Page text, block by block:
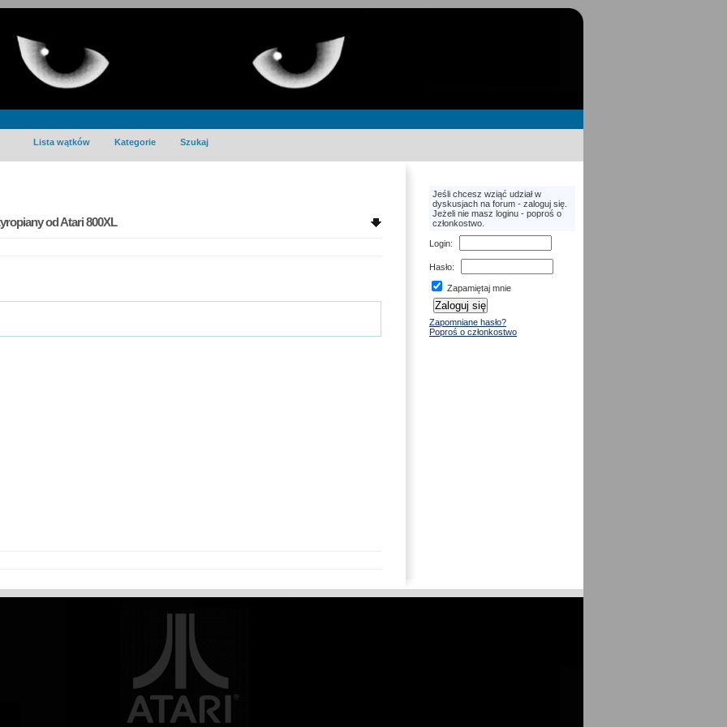
Lista wątków Kategorie Szukaj
Jeśli chcesz wziąć udział w
dyskusjach na forum - zaloguj się.
Jeżeli nie masz loginu - poproś o
członkostwo.
Login:
Hasło:
Zapamiętaj mnie
Zapomniane hasło?
Poproś o członkostwo
od Atari 800XL